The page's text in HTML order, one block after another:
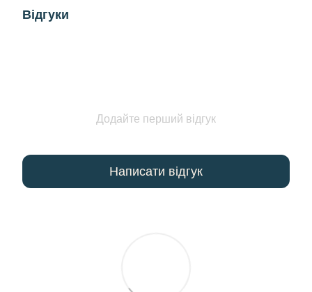
Відгуки
Додайте перший відгук
Написати відгук